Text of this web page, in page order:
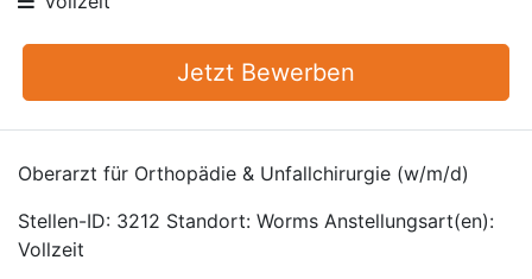
Jetzt Bewerben
Oberarzt für Orthopädie & Unfallchirurgie (w/m/d)
Stellen-ID: 3212 Standort: Worms Anstellungsart(en):
Vollzeit